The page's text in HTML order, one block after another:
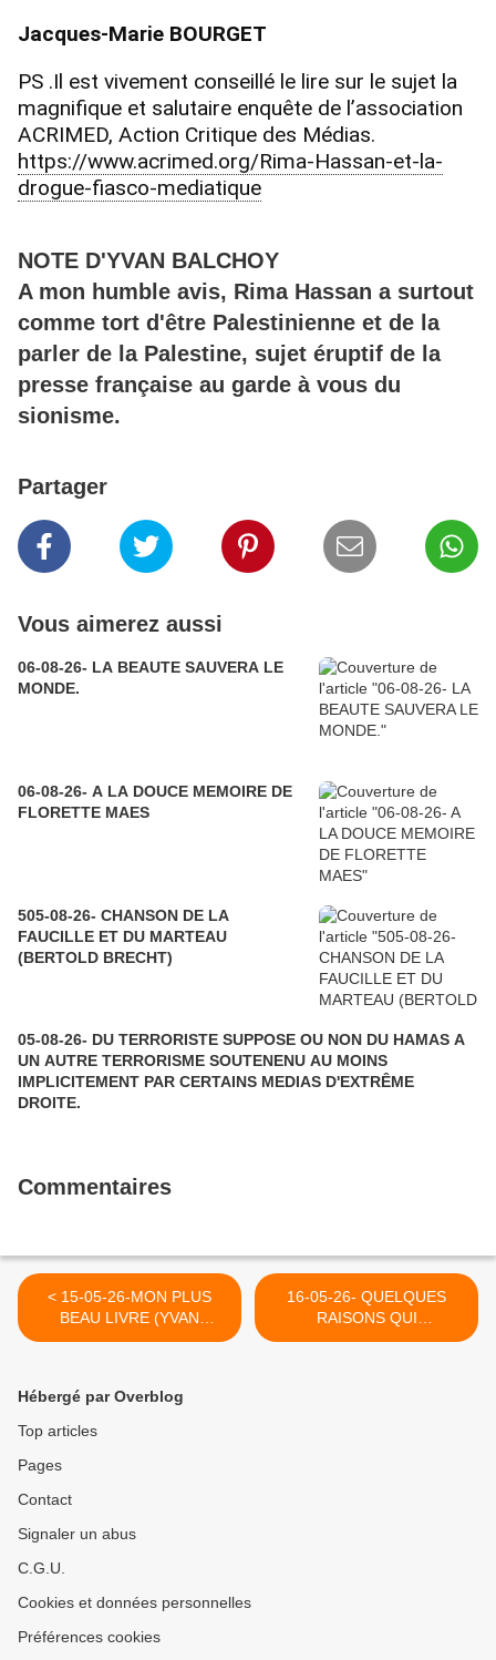
Jacques-Marie BOURGET
PS .Il est vivement conseillé le lire sur le sujet la
magnifique et salutaire enquête de l’association
ACRIMED, Action Critique des Médias.
https://www.acrimed.org/Rima-Hassan-et-la-
drogue-fiasco-mediatique
NOTE D'YVAN BALCHOY
A mon humble avis, Rima Hassan a surtout
comme tort d'être Palestinienne et de la
parler de la Palestine, sujet éruptif de la
presse française au garde à vous du
sionisme.
Partager
Vous aimerez aussi
06-08-26- LA BEAUTE SAUVERA LE
MONDE.
06-08-26- A LA DOUCE MEMOIRE DE
FLORETTE MAES
505-08-26- CHANSON DE LA
FAUCILLE ET DU MARTEAU
(BERTOLD BRECHT)
05-08-26- DU TERRORISTE SUPPOSE OU NON DU HAMAS A
UN AUTRE TERRORISME SOUTENENU AU MOINS
IMPLICITEMENT PAR CERTAINS MEDIAS D'EXTRÊME
DROITE.
Commentaires
< 15-05-26-MON PLUS
BEAU LIVRE (YVAN
BALCHOY)
16-05-26- QUELQUES
RAISONS QUI
EXPLIQUENT POURQUOI
Hébergé par Overblog
Top articles
Pages
Contact
Signaler un abus
C.G.U.
Cookies et données personnelles
Préférences cookies